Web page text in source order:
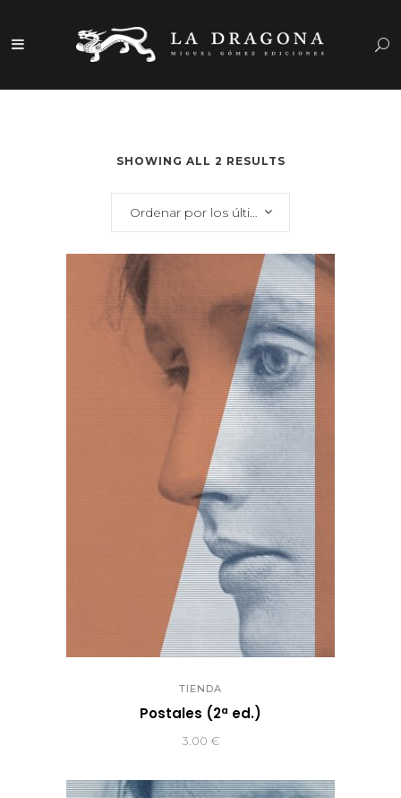
SHOWING ALL 2 RESULTS
Ordenar por los últimos
TIENDA
Postales (2ª ed.)
3.00 €